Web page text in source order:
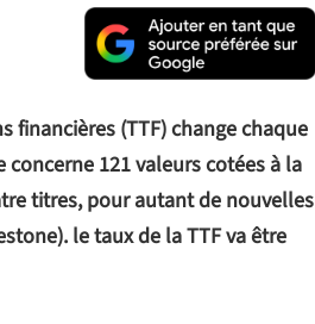
financières (TTF) change chaque
121 valeurs cotées à la
titres, pour autant de nouvelles
le taux de la TTF va être